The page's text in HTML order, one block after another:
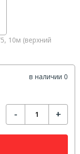
в наличии 0
- +